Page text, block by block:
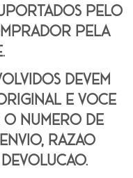
pelo
pela
devem
e você
número de
razão